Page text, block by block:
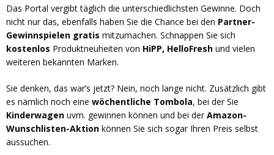
Das Portal vergibt täglich die unterschiedlichsten Gewinne. Doch
nicht nur das, ebenfalls haben Sie die Chance bei den Partner-
Gewinnspielen gratis mitzumachen. Schnappen Sie sich
kostenlos Produktneuheiten von HiPP, HelloFresh und vielen
weiteren bekannten Marken.
Sie denken, das war’s jetzt? Nein, noch lange nicht. Zusätzlich gibt
es nämlich noch eine wöchentliche Tombola, bei der Sie
Kinderwagen uvm. gewinnen können und bei derAmazon-
Wunschlisten-Aktion können Sie sich sogar Ihren Preis selbst
aussuchen.